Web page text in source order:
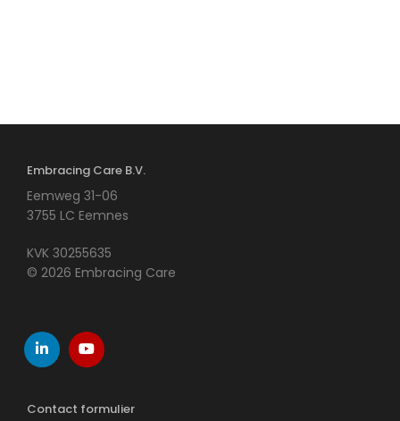
Embracing Care B.V.
Eemweg 31-06
3755 LC Eemnes
KVK 30255635
© 2026 Embracing Care
Contact formulier